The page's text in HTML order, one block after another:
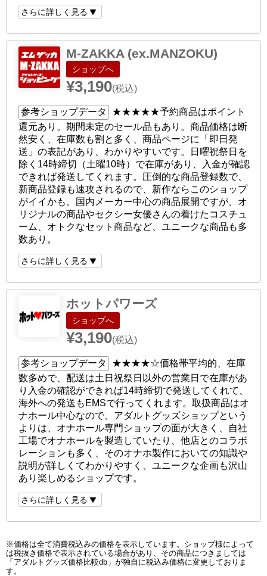
さらに詳しく見る
M-ZAKKA (ex.MANZOKU)
ショップへ
¥3,190(税込)
参考ショップデータ ★★★★★予約商品はポイント
還元あり。期間未定のセール品もあり。商品価格は断
然安く、在庫数も割と多く、商品ページに「即日発
送」の表記があり、わかりやすいです。日曜祝祭日を
除く14時締切（土曜10時）で在庫があり、入金が確認
できれば発送してくれます。圧倒的な商品登録数で、
新商品登録も速攻されるので、新作ならこのショップ
がイイかも。国内メーカー中心の商品展開ですが、オ
リジナルの商品やセクシー女優さんの着けたコスチュ
ーム、オトクなセット商品など、ユニークな商品も多
数あり。
さらに詳しく見る
ホットパワーズ
ショップへ
¥3,190(税込)
参考ショップデータ ★★★★☆価格帯平均的、在庫
数多めで、配送は土日祝祭日以外の営業日で在庫があ
り入金の確認ができれば14時締切で発送してくれて、
海外への発送もEMSで行ってくれます。取扱商品はオ
ナホール中心なので、アダルトグッズショップという
よりは、オナホール専門ショップの面が大きく、自社
工場でオナホールを製造していたり、他店とのコラボ
レーションも多く、そのオナホ製作においての知識や
説明が詳しくてわかりやすく、ユニークな企画も沢山
あり楽しめるショップです。
さらに詳しく見る
※価格は全て消費税込みの価格を表示しています。ショップ様によって
は税抜き価格で表示されている場合があり、その商品につきましては
「アダルトグッズ価格比較db」が独自に税込み価格に変更しておりま
す。